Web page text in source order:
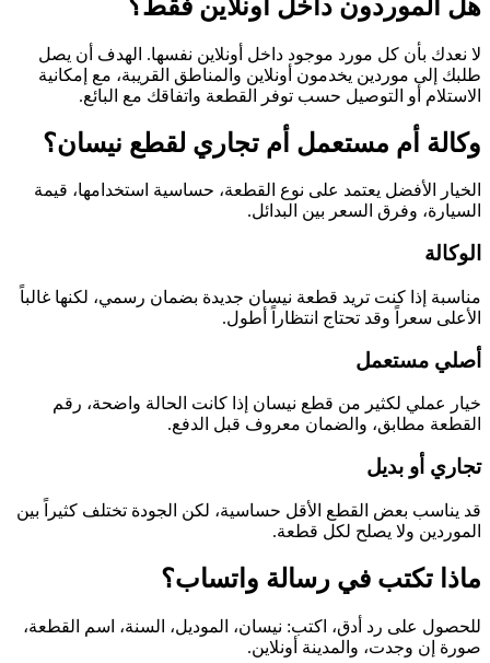
هل الموردون داخل أونلاين فقط؟
لا نعدك بأن كل مورد موجود داخل أونلاين نفسها. الهدف أن يصل
طلبك إلى موردين يخدمون أونلاين والمناطق القريبة، مع إمكانية
الاستلام أو التوصيل حسب توفر القطعة واتفاقك مع البائع.
وكالة أم مستعمل أم تجاري لقطع نيسان؟
الخيار الأفضل يعتمد على نوع القطعة، حساسية استخدامها، قيمة
السيارة، وفرق السعر بين البدائل.
الوكالة
مناسبة إذا كنت تريد قطعة نيسان جديدة بضمان رسمي، لكنها غالباً
الأعلى سعراً وقد تحتاج انتظاراً أطول.
أصلي مستعمل
خيار عملي لكثير من قطع نيسان إذا كانت الحالة واضحة، رقم
القطعة مطابق، والضمان معروف قبل الدفع.
تجاري أو بديل
قد يناسب بعض القطع الأقل حساسية، لكن الجودة تختلف كثيراً بين
الموردين ولا يصلح لكل قطعة.
ماذا تكتب في رسالة واتساب؟
للحصول على رد أدق، اكتب: نيسان، الموديل، السنة، اسم القطعة،
صورة إن وجدت، والمدينة أونلاين.